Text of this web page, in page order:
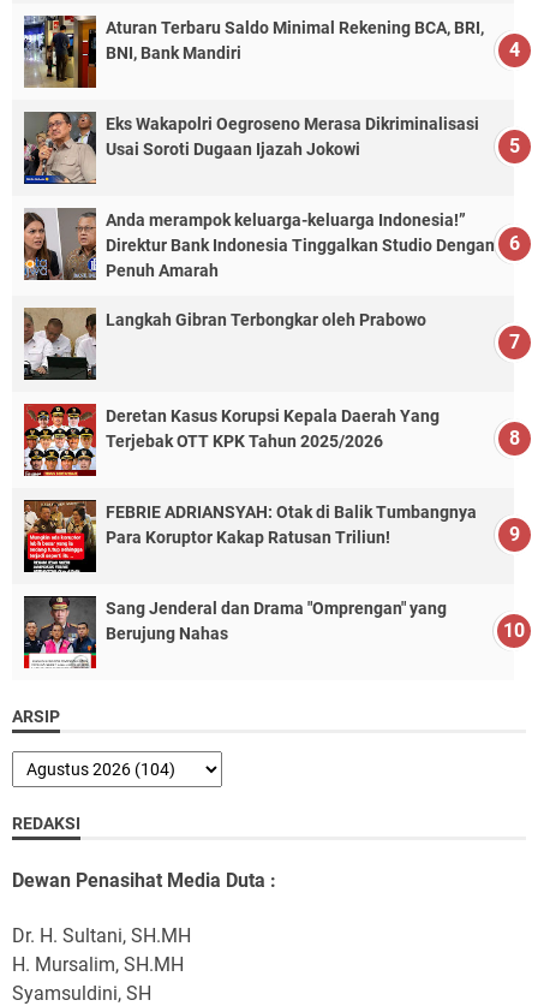
Aturan Terbaru Saldo Minimal Rekening BCA, BRI,
BNI, Bank Mandiri
Eks Wakapolri Oegroseno Merasa Dikriminalisasi
Usai Soroti Dugaan Ijazah Jokowi
Anda merampok keluarga-keluarga Indonesia!”
Direktur Bank Indonesia Tinggalkan Studio Dengan
Penuh Amarah
Langkah Gibran Terbongkar oleh Prabowo
Deretan Kasus Korupsi Kepala Daerah Yang
Terjebak OTT KPK Tahun 2025/2026
FEBRIE ADRIANSYAH: Otak di Balik Tumbangnya
Para Koruptor Kakap Ratusan Triliun!
Sang Jenderal dan Drama "Omprengan" yang
Berujung Nahas
ARSIP
REDAKSI
Dewan Penasihat Media Duta :
Dr. H. Sultani, SH.MH
H. Mursalim, SH.MH
Syamsuldini, SH